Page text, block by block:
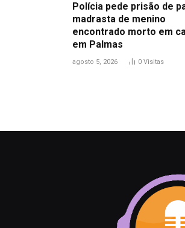
Polícia pede prisão de
madrasta de menino
encontrado morto em
em Palmas
agosto 5, 2026 0 Visitas